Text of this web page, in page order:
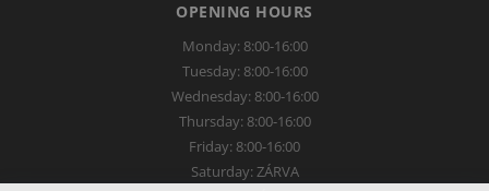
OPENING HOURS
Monday: 8:00-16:00
Tuesday: 8:00-16:00
Wednesday: 8:00-16:00
Thursday: 8:00-16:00
Friday: 8:00-16:00
Saturday: ZÁRVA